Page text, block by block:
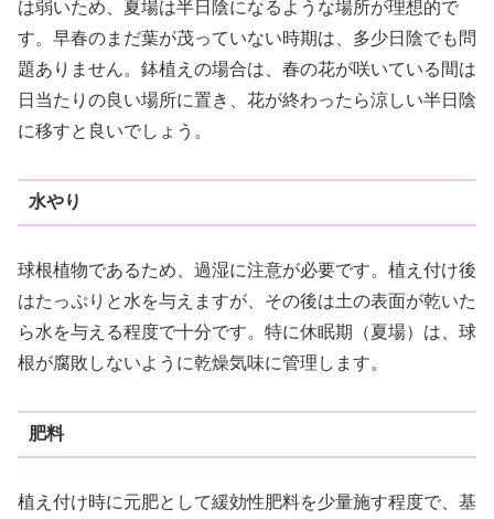
は弱いため、夏場は半日陰になるような場所が理想的で
す。早春のまだ葉が茂っていない時期は、多少日陰でも問
題ありません。鉢植えの場合は、春の花が咲いている間は
日当たりの良い場所に置き、花が終わったら涼しい半日陰
に移すと良いでしょう。
水やり
球根植物であるため、過湿に注意が必要です。植え付け後
はたっぷりと水を与えますが、その後は土の表面が乾いた
ら水を与える程度で十分です。特に休眠期（夏場）は、球
根が腐敗しないように乾燥気味に管理します。
肥料
植え付け時に元肥として緩効性肥料を少量施す程度で、基